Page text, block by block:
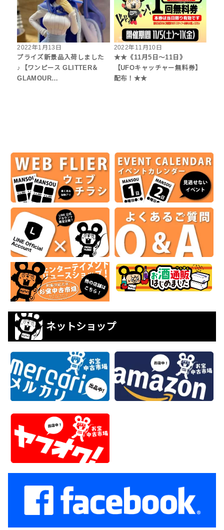
2022年1月13日
プライズ新景品入荷しました
♪【ワンピース GLITTER＆
GLAMOUR…
2022年11月10日
★★《11月5日～11日》
【UFOキャッチャー無料券】
配布！★★
ネットショップ